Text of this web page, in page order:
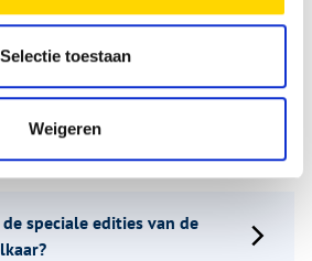
Selectie toestaan
Weigeren
speciale edities van de